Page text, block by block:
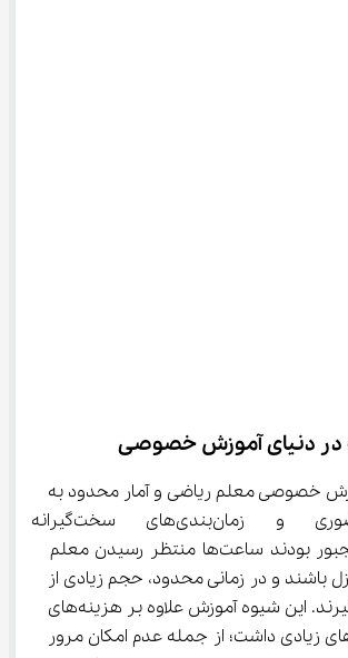
دنیای آموزش خصوصی
خصوصی معلم ریاضی و آمار محدود به
جلسات حضوری و زمان‌بندی‌های
دانش‌آموزان مجبور بودند ساعت‌ها منتظر رسیدن معلم
و در زمانی محدود، حجم زیادی از
مطالب را فرا بگیرند. این شیوه آموزش علاوه بر هزینه‌های
محدودیت‌های زیادی داشت؛ از جمله عدم امکان مرور